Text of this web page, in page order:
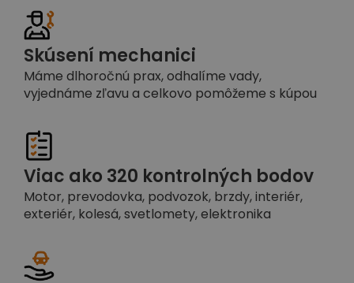
Skúsení mechanici
Máme dlhoročnú prax, odhalíme vady,
vyjednáme zľavu a celkovo pomôžeme s kúpou
Viac ako 320 kontrolných bodov
Motor, prevodovka, podvozok, brzdy, interiér,
exteriér, kolesá, svetlomety, elektronika